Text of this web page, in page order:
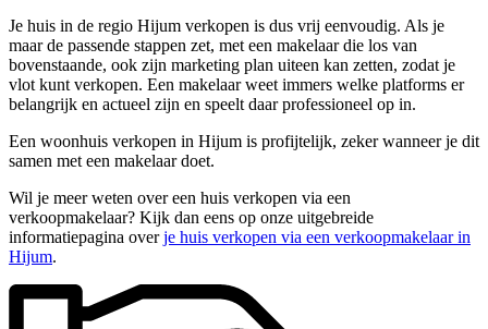
Je huis in de regio Hijum verkopen is dus vrij eenvoudig. Als je
maar de passende stappen zet, met een makelaar die los van
bovenstaande, ook zijn marketing plan uiteen kan zetten, zodat je
vlot kunt verkopen. Een makelaar weet immers welke platforms er
belangrijk en actueel zijn en speelt daar professioneel op in.
Een woonhuis verkopen in Hijum is profijtelijk, zeker wanneer je dit
samen met een makelaar doet.
Wil je meer weten over een huis verkopen via een
verkoopmakelaar? Kijk dan eens op onze uitgebreide
informatiepagina overje huis verkopen via een verkoopmakelaar in
Hijum.